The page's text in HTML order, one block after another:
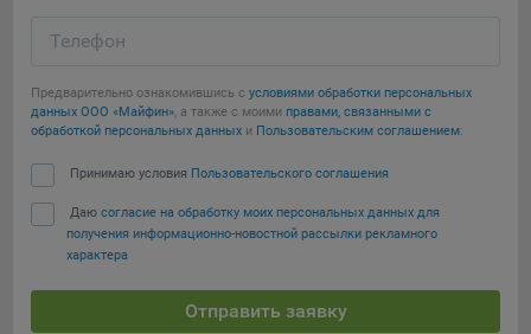
Подробнее о параметрах управления можно ознакомиться,
перейдя по внешним ссылкам, ведущим на
Firefox
Chrome
Opera
Сохранить по умолчанию
Телефон
Предварительно ознакомившись с условиями обработки персональных
данных ООО «Майфин», а также с моими правами, связанными с
обработкой персональных данных и Пользовательским соглашением:
Принимаю условия Пользовательского соглашения
Даю согласие на обработку моих персональных данных для
получения информационно-новостной рассылки рекламного
характера
Отправить заявку